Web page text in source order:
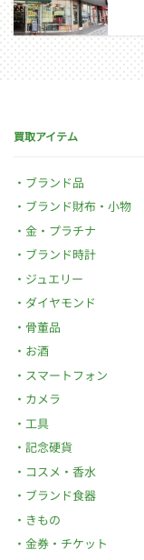
買取アイテム
ブランド品
ブランド財布・小物
金・プラチナ
ブランド時計
ジュエリー
ダイヤモンド
骨董品
お酒
スマートフォン
カメラ
工具
記念硬貨
コスメ・香水
ブランド食器
きもの
金券・チケット